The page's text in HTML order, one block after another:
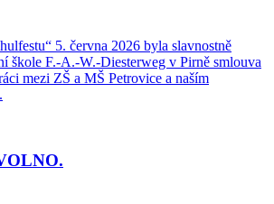
5. června 2026 byla slavnostně
škole F.-A.-W.-Diesterweg v Pirně smlouva
mezi ZŠ a MŠ Petrovice a naším